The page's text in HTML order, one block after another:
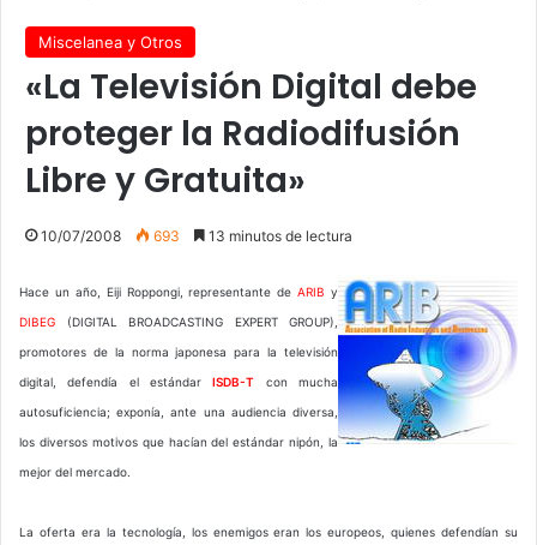
Miscelanea y Otros
«La Televisión Digital debe
proteger la Radiodifusión
Libre y Gratuita»
10/07/2008 693 13 minutos de lectura
Hace un año, Eiji Roppongi, representante deARIB y
DIBEG (DIGITAL BROADCASTING EXPERT GROUP),
promotores de la norma japonesa para la televisión
digital, defendía el estándarISDB-T con mucha
autosuficiencia; exponía, ante una audiencia diversa,
los diversos motivos que hacían del estándar nipón, la
mejor del mercado.
La oferta era la tecnología, los enemigos eran los europeos, quienes defendían su